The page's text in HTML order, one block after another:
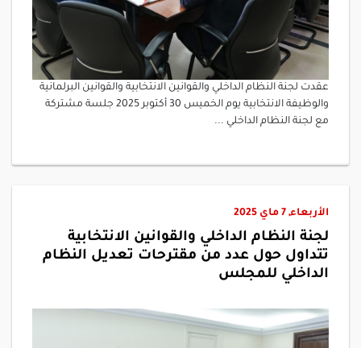
عقدت لجنة النظام الداخلي والقوانين الانتخابية والقوانين البرلمانية
والوظيفة الانتخابية يوم الخميس 30 أكتوبر 2025 جلسة مشتركة
مع لجنة النظام الداخلي ...
الأربعاء, 7 ماي 2025
لجنة النظام الداخلي والقوانين الانتخابية
تتداول حول عدد من مقترحات تعديل النظام
الداخلي للمجلس